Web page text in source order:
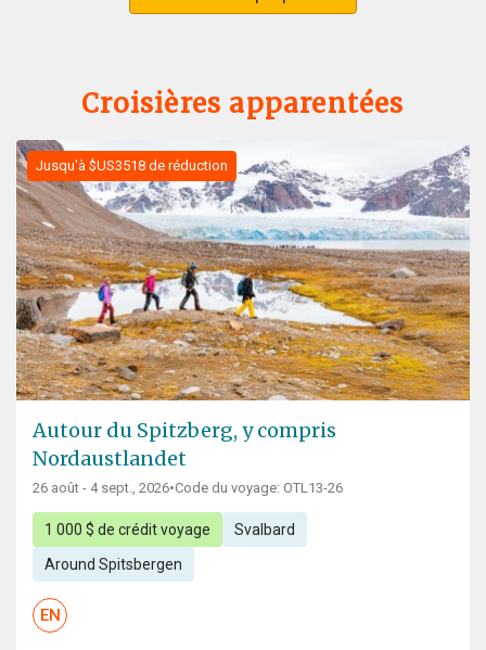
Croisières apparentées
Jusqu'à $US3518 de réduction
Autour du Spitzberg, y compris
Nordaustlandet
26 août - 4 sept., 2026•Code du voyage: OTL13-26
1 000 $ de crédit voyage Svalbard
Around Spitsbergen
EN